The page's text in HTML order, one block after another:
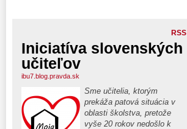
RSS
Iniciatíva slovenských
učiteľov
ibu7.blog.pravda.sk
Sme učitelia, ktorým
prekáža patová situácia v
oblasti školstva, pretože
vyše 20 rokov nedošlo k